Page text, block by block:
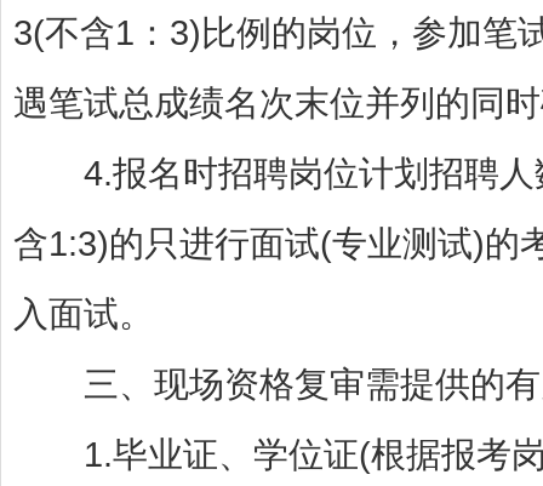
3(不含1：3)比例的岗位，参加笔
遇笔试总成绩名次末位并列的同
4.报名时招聘岗位计划招聘人
含1:3)的只进行面试(专业测试)的
入面试。
三、现场资格复审需提供的有
1.毕业证、学位证(根据报考岗